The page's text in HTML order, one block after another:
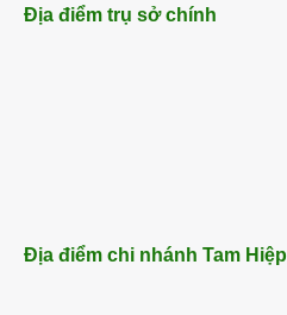
Địa điểm trụ sở chính
Địa điểm chi nhánh Tam Hiệp